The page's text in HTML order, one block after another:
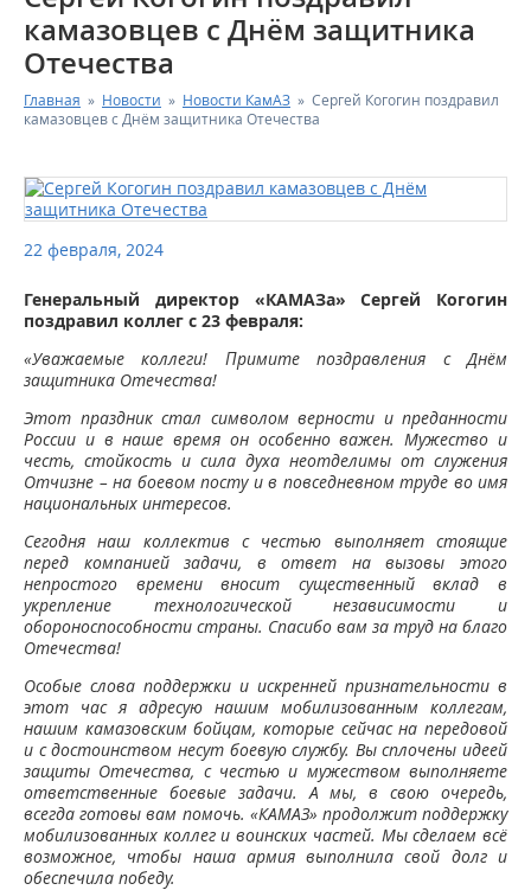
КАТАЛОГ АВТОТЕХНИКИ
СЕРВИС И ГАРАНТИЙНЫЕ ОБЯЗАТЕЛЬСТВА
РЕМОНТ ДВИГАТЕЛЕЙ КАМАЗ
ФИНАНСОВЫЙ СЕРВИС
ФОТОГАЛЕРЕЯ
КОНТАКТНАЯ ИНФОРМАЦИЯ
камазовцев с Днём защитника
Отечества
Главная » Новости » Новости КамАЗ » Сергей Когогин поздравил
камазовцев с Днём защитника Отечества
22 февраля, 2024
Генеральный директор «КАМАЗа» Сергей Когогин
поздравил коллег с 23 февраля:
«Уважаемые коллеги! Примите поздравления с Днём
защитника Отечества!
Этот праздник стал символом верности и преданности
России и в наше время он особенно важен. Мужество и
честь, стойкость и сила духа неотделимы от служения
Отчизне – на боевом посту и в повседневном труде во имя
национальных интересов.
Сегодня наш коллектив с честью выполняет стоящие
перед компанией задачи, в ответ на вызовы этого
непростого времени вносит существенный вклад в
укрепление технологической независимости и
обороноспособности страны. Спасибо вам за труд на благо
Отечества!
Особые слова поддержки и искренней признательности в
этот час я адресую нашим мобилизованным коллегам,
нашим камазовским бойцам, которые сейчас на передовой
и с достоинством несут боевую службу. Вы сплочены идеей
защиты Отечества, с честью и мужеством выполняете
ответственные боевые задачи. А мы, в свою очередь,
всегда готовы вам помочь. «КАМАЗ» продолжит поддержку
мобилизованных коллег и воинских частей. Мы сделаем всё
возможное, чтобы наша армия выполнила свой долг и
обеспечила победу.